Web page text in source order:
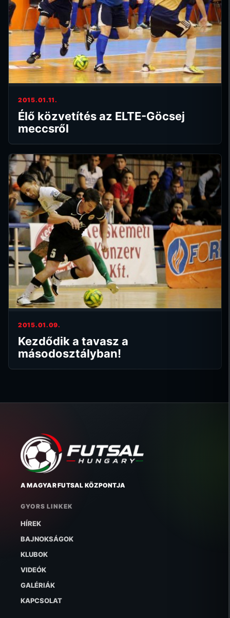
2015.01.11.
Élő közvetítés az ELTE-Göcsej
meccsről
2015.01.09.
Kezdődik a tavasz a
másodosztályban!
A MAGYAR FUTSAL KÖZPONTJA
GYORS LINKEK
HÍREK
BAJNOKSÁGOK
KLUBOK
VIDEÓK
GALÉRIÁK
KAPCSOLAT